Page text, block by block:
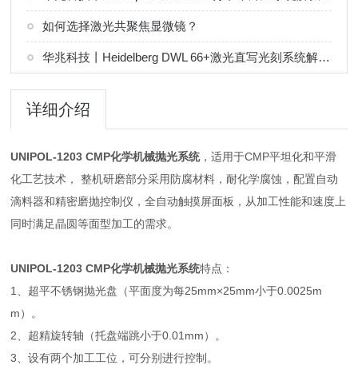
如何选择激光共聚焦显微镜？
华兆科技丨Heidelberg DWL 66+激光直写光刻系统解决方案
详细介绍
UNIPOL-1203 CMP化学机械抛光系统，适用于CMP平坦化和平滑
化工艺技术， 整机研磨部分采用防腐材料，耐化学腐蚀，配置自动
滴料器和精密磨抛控制仪，全自动触摸屏面板，从加工性能和速度上
同时满足晶圆等面型加工的需求。
UNIPOL-1203 CMP化学机械抛光系统特点：
1、超平不锈钢抛光盘（平面度为每25mm×25mm小于0.0025m
m）。
2、超精旋转轴（托盘端跳小于0.01mm）。
3、设有两个加工工位，可分别进行控制。